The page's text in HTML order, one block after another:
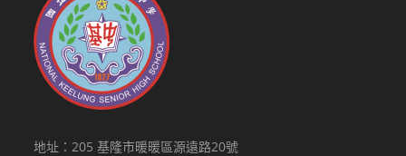
地址：205 基隆市暖暖區源遠路20號